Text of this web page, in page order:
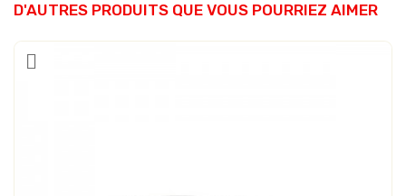
D'AUTRES PRODUITS QUE VOUS POURRIEZ AIMER